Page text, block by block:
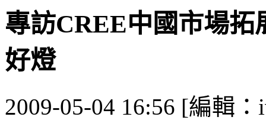
專訪CREE中國市場
好燈
2009-05-04 16:56 [編輯：